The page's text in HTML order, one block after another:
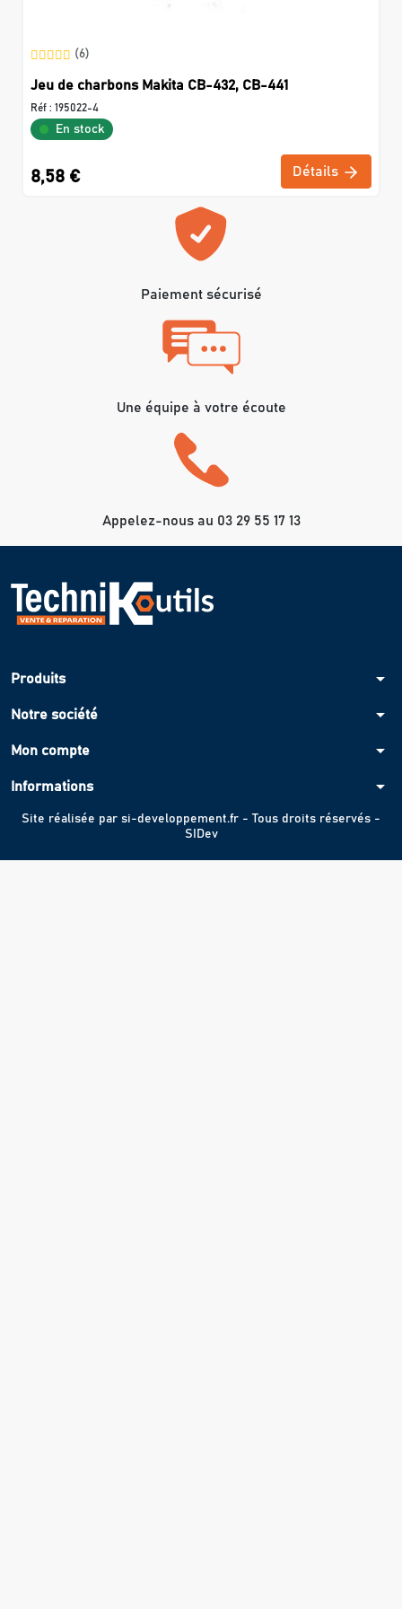
(6)
Jeu de charbons Makita CB-432, CB-441
Réf : 195022-4
En stock
8,58 € Détails
Paiement sécurisé
Une équipe à votre écoute
Appelez-nous au 03 29 55 17 13
Produits arrow_drop_down
Notre société arrow_drop_down
Mon compte arrow_drop_down
Informations arrow_drop_down
Site réalisée par si-developpement.fr - Tous droits réservés -
SIDev